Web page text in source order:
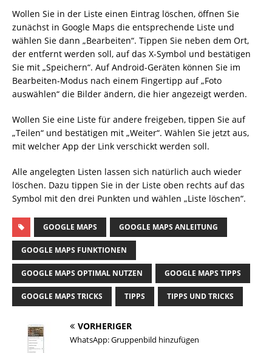
Wollen Sie in der Liste einen Eintrag löschen, öffnen Sie
zunächst in Google Maps die entsprechende Liste und
wählen Sie dann „Bearbeiten“. Tippen Sie neben dem Ort,
der entfernt werden soll, auf das X-Symbol und bestätigen
Sie mit „Speichern“. Auf Android-Geräten können Sie im
Bearbeiten-Modus nach einem Fingertipp auf „Foto
auswählen“ die Bilder ändern, die hier angezeigt werden.
Wollen Sie eine Liste für andere freigeben, tippen Sie auf
„Teilen“ und bestätigen mit „Weiter“. Wählen Sie jetzt aus,
mit welcher App der Link verschickt werden soll.
Alle angelegten Listen lassen sich natürlich auch wieder
löschen. Dazu tippen Sie in der Liste oben rechts auf das
Symbol mit den drei Punkten und wählen „Liste löschen“.
GOOGLE MAPS GOOGLE MAPS ANLEITUNG
GOOGLE MAPS FUNKTIONEN
GOOGLE MAPS OPTIMAL NUTZEN GOOGLE MAPS TIPPS
GOOGLE MAPS TRICKS TIPPS TIPPS UND TRICKS
VORHERIGER
WhatsApp: Gruppenbild hinzufügen